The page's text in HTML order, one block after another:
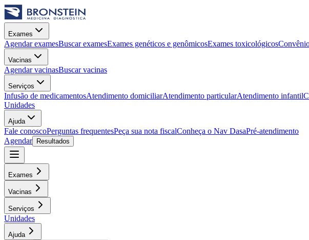
Exames
Agendar examesBuscar examesExames genéticos e genômicosExames toxicológicos
Vacinas
Agendar vacinasBuscar vacinas
Serviços
Infusão de medicamentosAtendimento domiciliarAtendimento particularAtendimento infantil
Unidades
Ajuda
Fale conoscoPerguntas frequentesPeça sua nota fiscalConheça o Nav DasaPré-atendimento
Agendar
Resultados
Exames
Vacinas
Serviços
Unidades
Ajuda